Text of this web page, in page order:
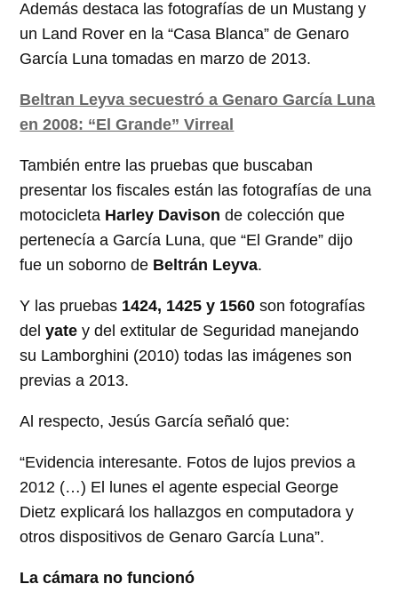
Además destaca las fotografías de un Mustang y
un Land Rover en la “Casa Blanca” de Genaro
García Luna tomadas en marzo de 2013.
Beltran Leyva secuestró a Genaro García Luna
en 2008: “El Grande” Virreal
También entre las pruebas que buscaban
presentar los fiscales están las fotografías de una
motocicleta Harley Davison de colección que
pertenecía a García Luna, que “El Grande” dijo
fue un soborno de Beltrán Leyva.
Y las pruebas 1424, 1425 y 1560 son fotografías
delyate y del extitular de Seguridad manejando
su Lamborghini (2010) todas las imágenes son
previas a 2013.
Al respecto, Jesús García señaló que:
“Evidencia interesante. Fotos de lujos previos a
2012 (…) El lunes el agente especial George
Dietz explicará los hallazgos en computadora y
otros dispositivos de Genaro García Luna”.
La cámara no funcionó